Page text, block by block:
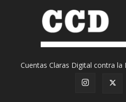
Cuentas Claras Digital contra la